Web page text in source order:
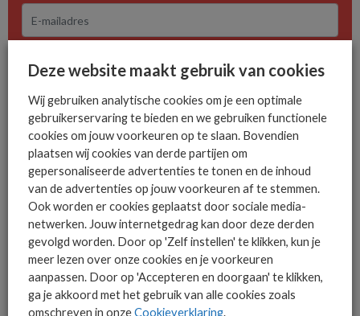
AANMELDEN
AMAZON WEB SERVICE DAVID GRANT
SAMENWERKING WESTCON-COMSTOR
MEER PERSBERICHTEN NIEUWS
Deze website maakt gebruik van cookies
Wij gebruiken analytische cookies om je een optimale
gebruikerservaring te bieden en we gebruiken functionele
cookies om jouw voorkeuren op te slaan. Bovendien
plaatsen wij cookies van derde partijen om
gepersonaliseerde advertenties te tonen en de inhoud
van de advertenties op jouw voorkeuren af te stemmen.
Ook worden er cookies geplaatst door sociale media-
netwerken. Jouw internetgedrag kan door deze derden
gevolgd worden. Door op 'Zelf instellen' te klikken, kun je
meer lezen over onze cookies en je voorkeuren
aanpassen. Door op 'Accepteren en doorgaan' te klikken,
ga je akkoord met het gebruik van alle cookies zoals
omschreven in onzeCookieverklaring.